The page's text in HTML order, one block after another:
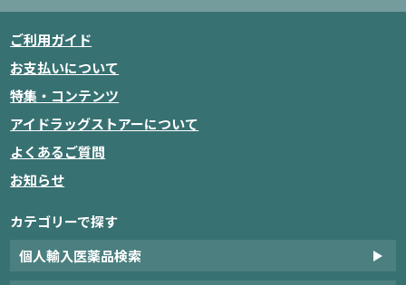
ご利用ガイド
お支払いについて
特集・コンテンツ
アイドラッグストアーについて
よくあるご質問
お知らせ
カテゴリーで探す
個人輸入医薬品検索